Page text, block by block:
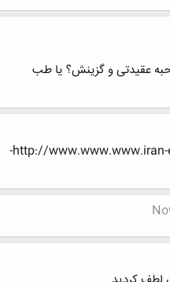
عقیدتی و گزینش؟ یا طب
http://www.www.www.iran-eng.ir/showthread.php/305458-